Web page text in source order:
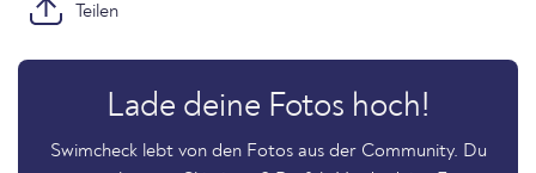
Teilen
Lade deine Fotos hoch!
Swimcheck lebt von den Fotos aus der Community. Du